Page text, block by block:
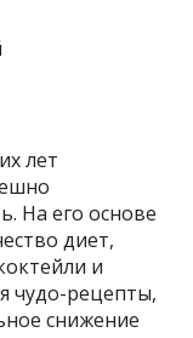
лет
На его основе
диет,
и
чудо-рецепты,
снижение